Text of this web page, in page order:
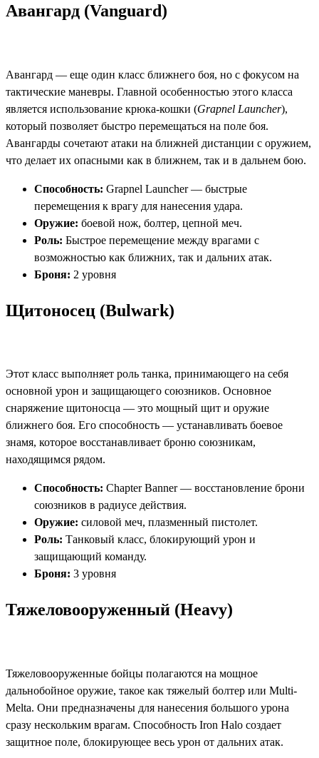
Авангард (Vanguard)
Авангард — еще один класс ближнего боя, но с фокусом на
тактические маневры. Главной особенностью этого класса
является использование крюка-кошки (Grapnel Launcher),
который позволяет быстро перемещаться на поле боя.
Авангарды сочетают атаки на ближней дистанции с оружием,
что делает их опасными как в ближнем, так и в дальнем бою.
Способность: Grapnel Launcher — быстрые
перемещения к врагу для нанесения удара.
Оружие: боевой нож, болтер, цепной меч.
Роль: Быстрое перемещение между врагами с
возможностью как ближних, так и дальних атак.
Броня: 2 уровня​
Щитоносец (Bulwark)
Этот класс выполняет роль танка, принимающего на себя
основной урон и защищающего союзников. Основное
снаряжение щитоносца — это мощный щит и оружие
ближнего боя. Его способность — устанавливать боевое
знамя, которое восстанавливает броню союзникам,
находящимся рядом.
Способность: Chapter Banner — восстановление брони
союзников в радиусе действия.
Оружие: силовой меч, плазменный пистолет.
Роль: Танковый класс, блокирующий урон и
защищающий команду.
Броня: 3 уровня​
Тяжеловооруженный (Heavy)
Тяжеловооруженные бойцы полагаются на мощное
дальнобойное оружие, такое как тяжелый болтер или Multi-
Melta. Они предназначены для нанесения большого урона
сразу нескольким врагам. Способность Iron Halo создает
защитное поле, блокирующее весь урон от дальних атак.